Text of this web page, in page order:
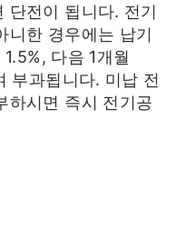
단전이 됩니다. 전기
니한 경우에는 납기
다음 1개월
부과됩니다. 미납 전
하시면 즉시 전기공